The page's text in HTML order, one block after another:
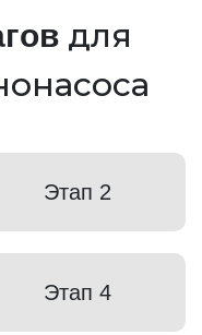
для
Этап 2
Этап 4